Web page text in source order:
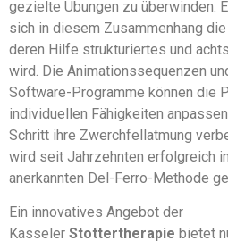
gezielte Übungen zu überwinden.
sich in diesem Zusammenhang
deren Hilfe strukturiertes und
wird. Die Animationssequenzen
Software-Programme können die
individuellen Fähigkeiten
Schritt ihre Zwerchfellatmung
wird seit Jahrzehnten erfolgreich
anerkannten Del-Ferro-Methode
Ein innovatives Angebot der
Kasseler Stottertherapie bietet